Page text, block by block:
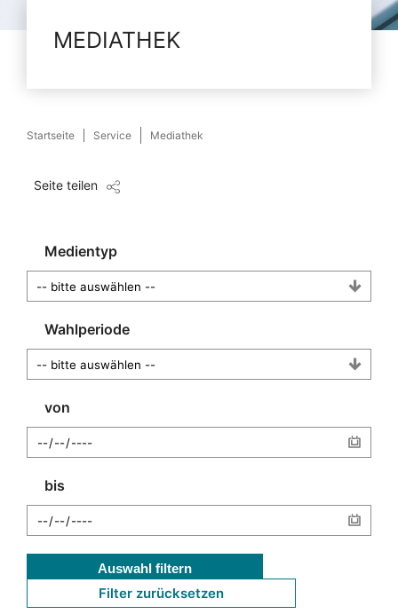
MEDIATHEK
Startseite Service Mediathek
Seite teilen
Medientyp
Wahlperiode
von
bis
Auswahl filtern
Filter zurücksetzen